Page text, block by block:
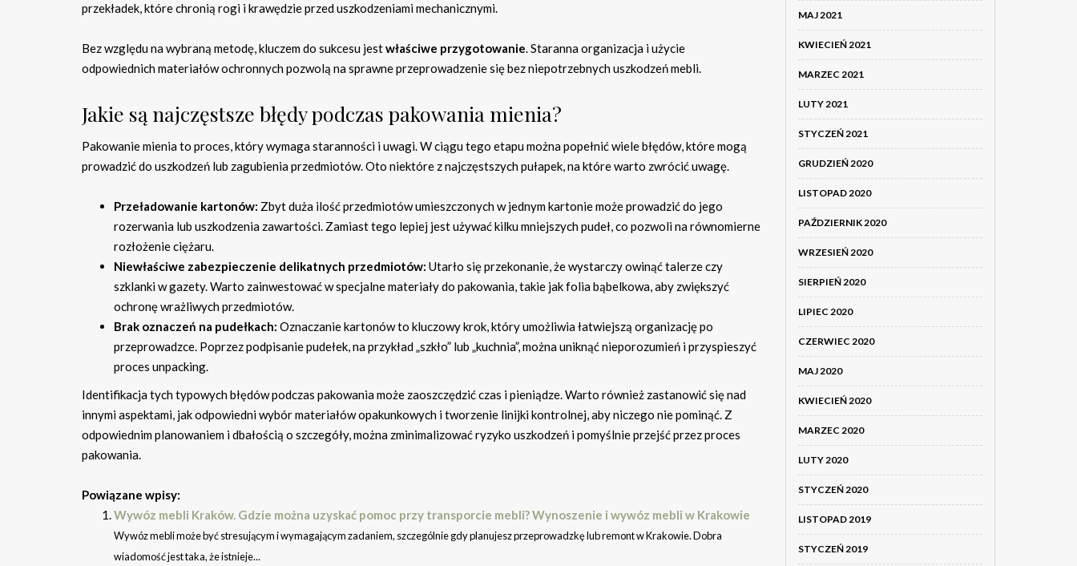
przekładek, które chronią rogi i krawędzie przed uszkodzeniami mechanicznymi.
Bez względu na wybraną metodę, kluczem do sukcesu jestwłaściwe przygotowanie. Staranna organizacja i użycie
odpowiednich materiałów ochronnych pozwolą na sprawne przeprowadzenie się bez niepotrzebnych uszkodzeń mebli.
Jakie są najczęstsze błędy podczas pakowania mienia?
Pakowanie mienia to proces, który wymaga staranności i uwagi. W ciągu tego etapu można popełnić wiele błędów, które mogą
prowadzić do uszkodzeń lub zagubienia przedmiotów. Oto niektóre z najczęstszych pułapek, na które warto zwrócić uwagę.
Przeładowanie kartonów: Zbyt duża ilość przedmiotów umieszczonych w jednym kartonie może prowadzić do jego
rozerwania lub uszkodzenia zawartości. Zamiast tego lepiej jest używać kilku mniejszych pudeł, co pozwoli na równomierne
rozłożenie ciężaru.
Niewłaściwe zabezpieczenie delikatnych przedmiotów: Utarło się przekonanie, że wystarczy owinąć talerze czy
szklanki w gazety. Warto zainwestować w specjalne materiały do pakowania, takie jak folia bąbelkowa, aby zwiększyć
ochronę wrażliwych przedmiotów.
Brak oznaczeń na pudełkach: Oznaczanie kartonów to kluczowy krok, który umożliwia łatwiejszą organizację po
przeprowadzce. Poprzez podpisanie pudełek, na przykład „szkło” lub „kuchnia”, można uniknąć nieporozumień i przyspieszyć
proces unpacking.
Identifikacja tych typowych błędów podczas pakowania może zaoszczędzić czas i pieniądze. Warto również zastanowić się nad
innymi aspektami, jak odpowiedni wybór materiałów opakunkowych i tworzenie linijki kontrolnej, aby niczego nie pominąć. Z
odpowiednim planowaniem i dbałością o szczegóły, można zminimalizować ryzyko uszkodzeń i pomyślnie przejść przez proces
pakowania.
Powiązane wpisy:
Wywóz mebli Kraków. Gdzie można uzyskać pomoc przy transporcie mebli? Wynoszenie i wywóz mebli w Krakowie
Wywóz mebli może być stresującym i wymagającym zadaniem, szczególnie gdy planujesz przeprowadzkę lub remont w Krakowie. Dobra
wiadomość jest taka, że istnieje...
MAJ 2021
KWIECIEŃ 2021
MARZEC 2021
LUTY 2021
STYCZEŃ 2021
GRUDZIEŃ 2020
LISTOPAD 2020
PAŹDZIERNIK 2020
WRZESIEŃ 2020
SIERPIEŃ 2020
LIPIEC 2020
CZERWIEC 2020
MAJ 2020
KWIECIEŃ 2020
MARZEC 2020
LUTY 2020
STYCZEŃ 2020
LISTOPAD 2019
STYCZEŃ 2019